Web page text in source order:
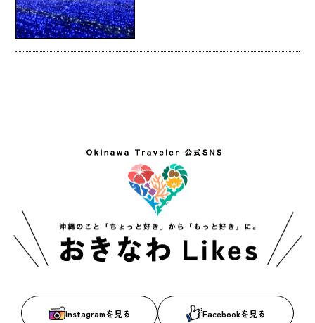
Instagramを見る Facebookを見る